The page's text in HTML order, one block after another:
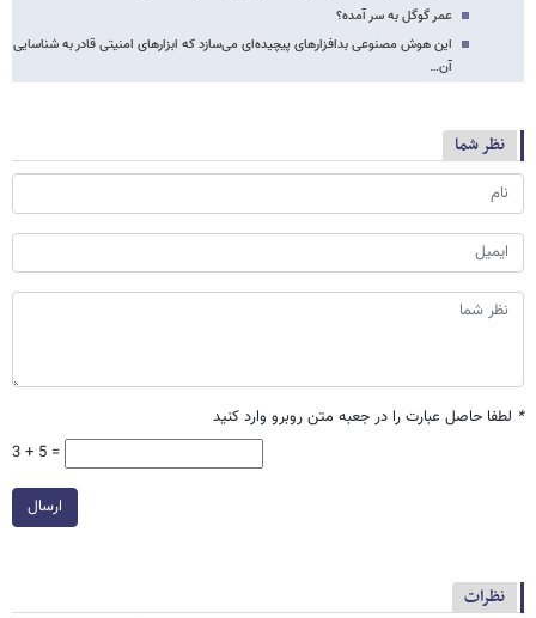
عمر گوگل به سر آمده؟
این هوش مصنوعی بدافزارهای پیچیده‌ای می‌سازد که ابزارهای امنیتی قادر به شناسایی
آن…
نظر شما
* لطفا حاصل عبارت را در جعبه متن روبرو وارد کنید
3 + 5 =
ارسال
نظرات